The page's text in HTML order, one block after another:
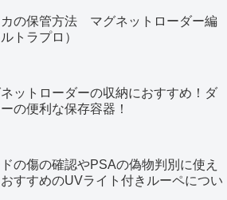
カの保管方法 マグネットローダー編
ルトラプロ）
ットローダーの収納におすすめ！ダ
の便利な保存容器！
の傷の確認やPSAの偽物判別に使え
すすめのUVライト付きルーペについ